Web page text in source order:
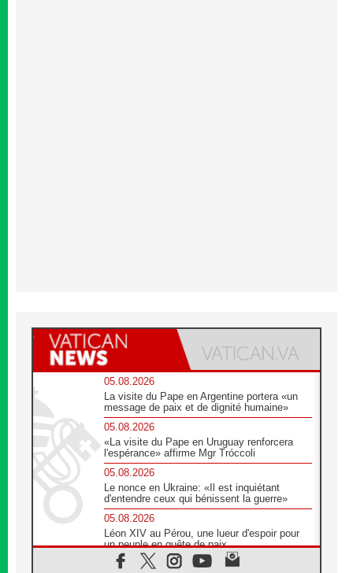
05.08.2026
La visite du Pape en Argentine portera «un
message de paix et de dignité humaine»
05.08.2026
«La visite du Pape en Uruguay renforcera
l'espérance» affirme Mgr Tróccoli
05.08.2026
Le nonce en Ukraine: «Il est inquiétant
d'entendre ceux qui bénissent la guerre»
05.08.2026
Léon XIV au Pérou, une lueur d'espoir pour
un peuple en quête de paix
05.08.2026